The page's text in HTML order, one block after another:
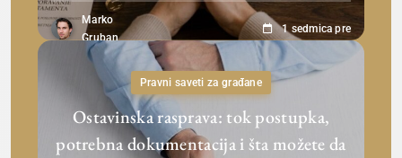
Marko
Gruban
1 sedmica pre
Pravni saveti za građane
Ostavinska rasprava: tok postupka,
potrebna dokumentacija i šta možete da